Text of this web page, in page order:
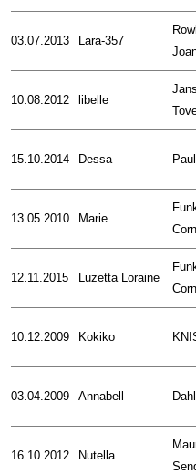
03.07.2013 Lara-357
10.08.2012 libelle
15.10.2014 Dessa
13.05.2010 Marie
12.11.2015 Luzetta Loraine
10.12.2009 Kokiko
03.04.2009 Annabell
16.10.2012 Nutella